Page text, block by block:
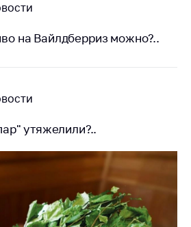
и
на Вайлдберриз можно?..
утяжелили?..